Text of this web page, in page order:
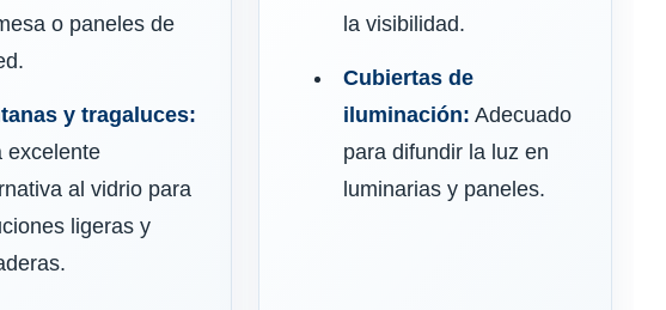
o paneles de
y tragaluces:
excelente
al vidrio para
ligeras y
la visibilidad.
Cubiertas de
iluminación: Adecuado
para difundir la luz en
luminarias y paneles.